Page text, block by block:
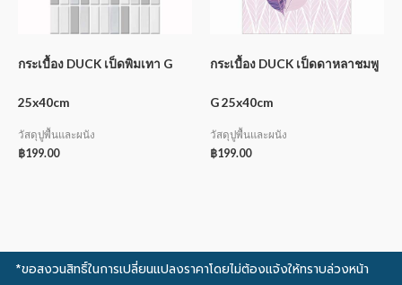
กระเบื้อง DUCK เป็ดพิมเทา G
25x40cm
วัสดุปูพื้นและผนัง
฿199.00
กระเบื้อง DUCK เป็ดดาหลาชมพู
G 25x40cm
วัสดุปูพื้นและผนัง
฿199.00
*ขอสงวนสิทธิ์ในการเปลี่ยนแปลงราคาโดยไม่ต้องแจ้งให้ทราบล่วงหน้า